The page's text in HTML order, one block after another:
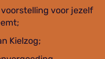
voor jezelf
Kielzog;